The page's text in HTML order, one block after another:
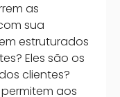
as
sua
estruturados
Eles são os
clientes?
aos